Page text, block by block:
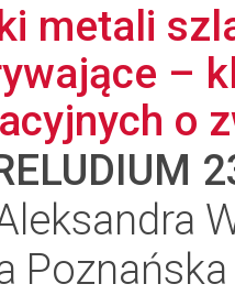
metali
–
o
Poznańska